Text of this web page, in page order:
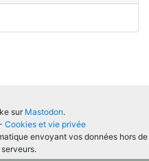
sur Mastodon.
Cookies et vie privée
envoyant vos données hors de